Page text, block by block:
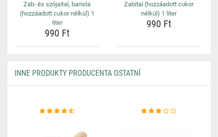
Zab- és szójaital, barista
(hozzáadott cukor nélkül) 1
liter
990 Ft
Zabital (hozzáadott cukor
nélkül) 1 liter
990 Ft
INNE PRODUKTY PRODUCENTA OSTATNÍ